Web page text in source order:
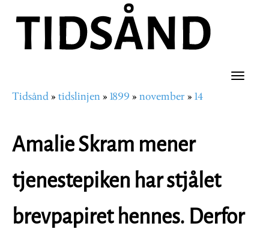
hovedinnhold
Toggle
Navigasjonssti
Tidsånd tidslinjen 1899 november 14
Amalie Skram mener
tjenestepiken har stjålet
brevpapiret hennes. Derfor